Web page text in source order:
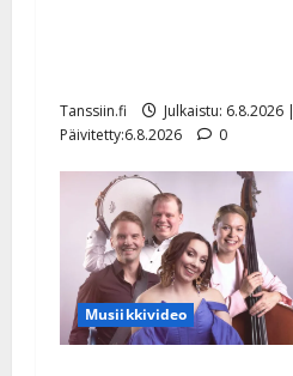
Tanssiin.fi
Julkaistu: 6.8.2026 |
Päivitetty:6.8.2026
0
Musiikkivideo